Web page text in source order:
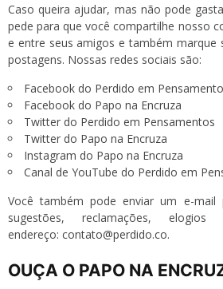
Caso queira ajudar, mas não pode
pede para que você compartilhe nosso
e entre seus amigos e também marque
postagens. Nossas redes sociais são:
Facebook do Perdido em
Facebook do Papo na Encruza
Twitter do Perdido em Pensamentos
Twitter do Papo na Encruza
Instagram do Papo na Encruza
Canal de YouTube do Perdido em
Você também pode enviar um e-mail
sugestões, reclamações,
endereço: contato@perdido.co.
OUÇA O PAPO NA